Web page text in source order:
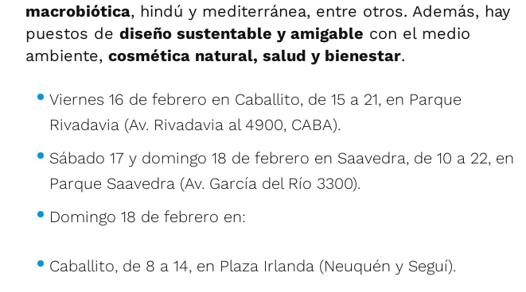
macrobiótica, hindú y mediterránea, entre otros. Además, hay
puestos de diseño sustentable y amigable con el medio
ambiente, cosmética natural, salud y bienestar.
Viernes 16 de febrero en Caballito, de 15 a 21, en Parque
Rivadavia (Av. Rivadavia al 4900, CABA).
Sábado 17 y domingo 18 de febrero en Saavedra, de 10 a 22, en
Parque Saavedra (Av. García del Río 3300).
Domingo 18 de febrero en:
Caballito, de 8 a 14, en Plaza Irlanda (Neuquén y Seguí).